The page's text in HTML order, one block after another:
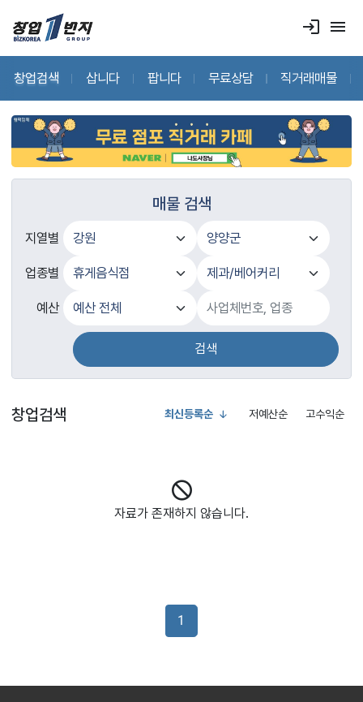
login menu
창업검색 삽니다 팝니다 무료상담 직거래매물
매물 검색
지열별
업종별
예산
검색
창업검색 최신등록순 저예산순 고수익순
자료가 존재하지 않습니다.
1